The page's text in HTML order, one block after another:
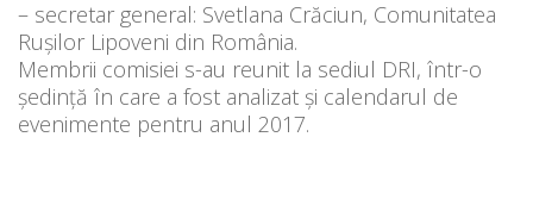
– secretar general: Svetlana Crăciun, Comunitatea
Ruşilor Lipoveni din România.
Membrii comisiei s-au reunit la sediul DRI, într-o
ședință în care a fost analizat și calendarul de
evenimente pentru anul 2017.